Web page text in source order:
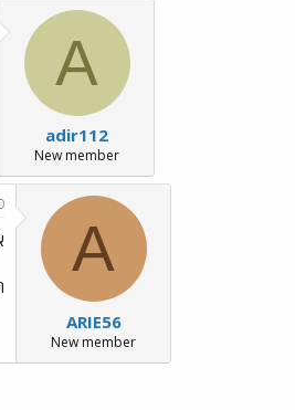
A
adir112
New member
A
ARIE56
New member